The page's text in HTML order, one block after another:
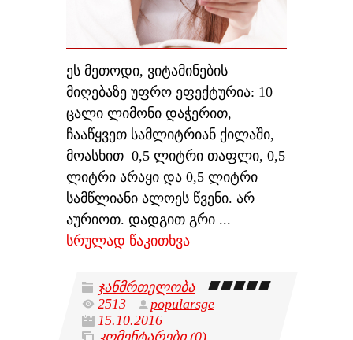
ეს მეთოდი, ვიტამინების
მიღებაზე უფრო ეფექტურია: 10
ცალი ლიმონი დაჭერით,
ჩააწყვეთ სამლიტრიან ქილაში,
მოასხით 0,5 ლიტრი თაფლი, 0,5
ლიტრი არაყი და 0,5 ლიტრი
სამწლიანი ალოეს წვენი. არ
აურიოთ. დადგით გრი ...
სრულად წაკითხვა
ჯანმრთელობა
2513
popularsge
15.10.2016
კომენტარები (0)